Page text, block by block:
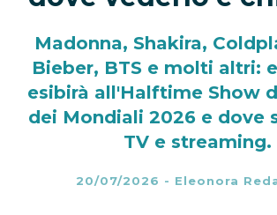
Madonna, Shakira,
Bieber, BTS e molti altri:
esibirà all'Halftime Show
dei Mondiali 2026 e dove
TV e streaming.
20/07/2026 - Eleonora